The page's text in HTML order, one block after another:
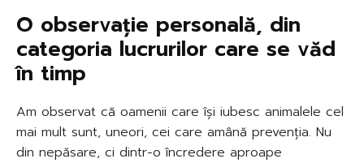
O observație personală, din
categoria lucrurilor care se văd
în timp
Am observat că oamenii care își iubesc animalele cel
mai mult sunt, uneori, cei care amână prevenția. Nu
din nepăsare, ci dintr-o încredere aproape